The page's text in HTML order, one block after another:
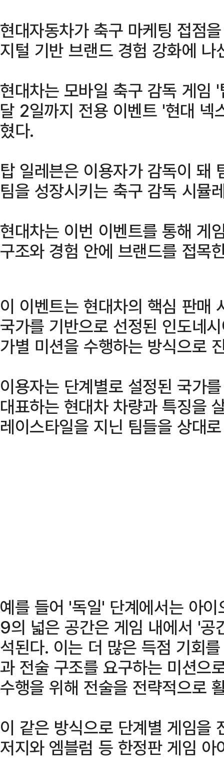
현대자동차가 축구 마케팅 접점
지털 기반 브랜드 경험 강화에 나
현대차는 모바일 축구 감독 게임
달 2일까지 전용 이벤트 '현대 넥
혔다.
탑 일레븐은 이용자가 감독이 돼
팀을 성장시키는 축구 감독 시뮬
현대차는 이번 이벤트를 통해 게
구조와 경험 안에 브랜드를 접목
이 이벤트는 현대차의 핵심 판매
국가를 기반으로 선정된 인도네
가별 미션을 수행하는 방식으로
이용자는 단계별로 설정된 국가
대표하는 현대차 차량과 특징을
레이스타일을 지닌 팀들을 상대
예를 들어 '독일' 단계에서는 아
9의 넓은 공간은 게임 내에서 '공
석된다. 이는 더 많은 득점 기회
과 전술 구조를 요구하는 미션으
수행을 위해 전술을 전략적으로
이 같은 방식으로 단계별 게임을
저지와 엠블럼 등 한정판 게임 아